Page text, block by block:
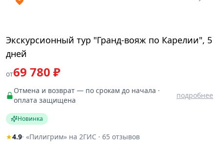
Экскурсионный тур "Гранд-вояж по Карелии", 5
дней
от69 780 ₽
Отмена и возврат — по срокам до начала ·
оплата защищена
подробнее
Новинка
★4.9· «Пилигрим» на 2ГИС · 65 отзывов